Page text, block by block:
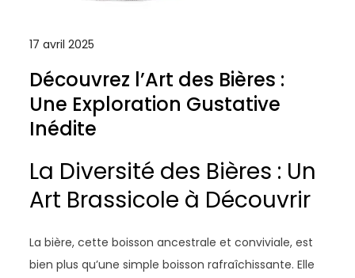
17 avril 2025
Découvrez l’Art des Bières :
Une Exploration Gustative
Inédite
La Diversité des Bières : Un
Art Brassicole à Découvrir
La bière, cette boisson ancestrale et conviviale, est
bien plus qu’une simple boisson rafraîchissante. Elle